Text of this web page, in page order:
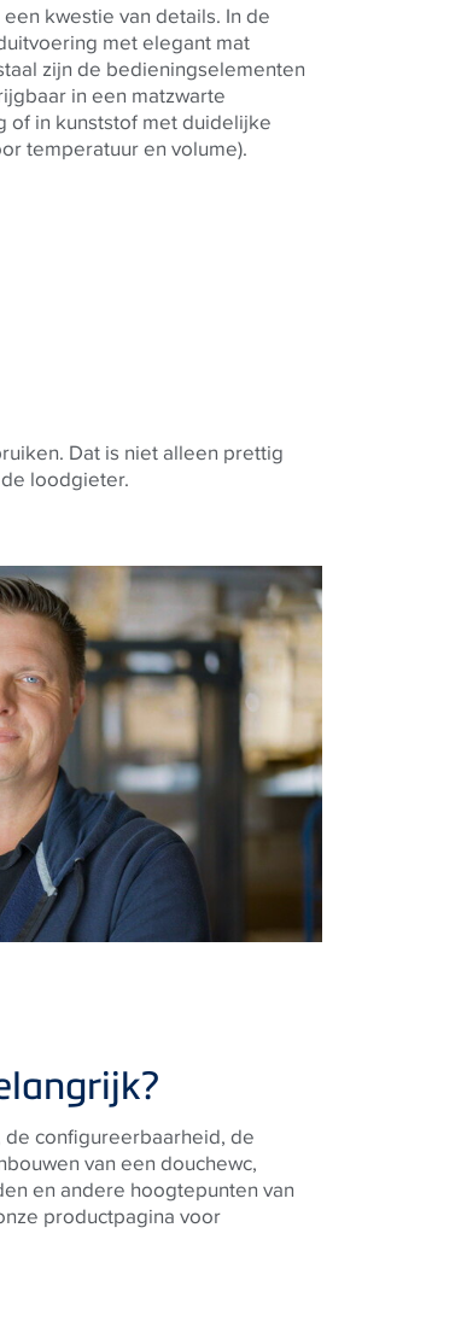
kwestie van details. In de
met elegant mat
zijn de bedieningselementen
in een matzwarte
of in kunststof met duidelijke
temperatuur en volume).
loodgieter.
configureerbaarheid, de
van een douchewc,
en andere hoogtepunten van
productpagina voor